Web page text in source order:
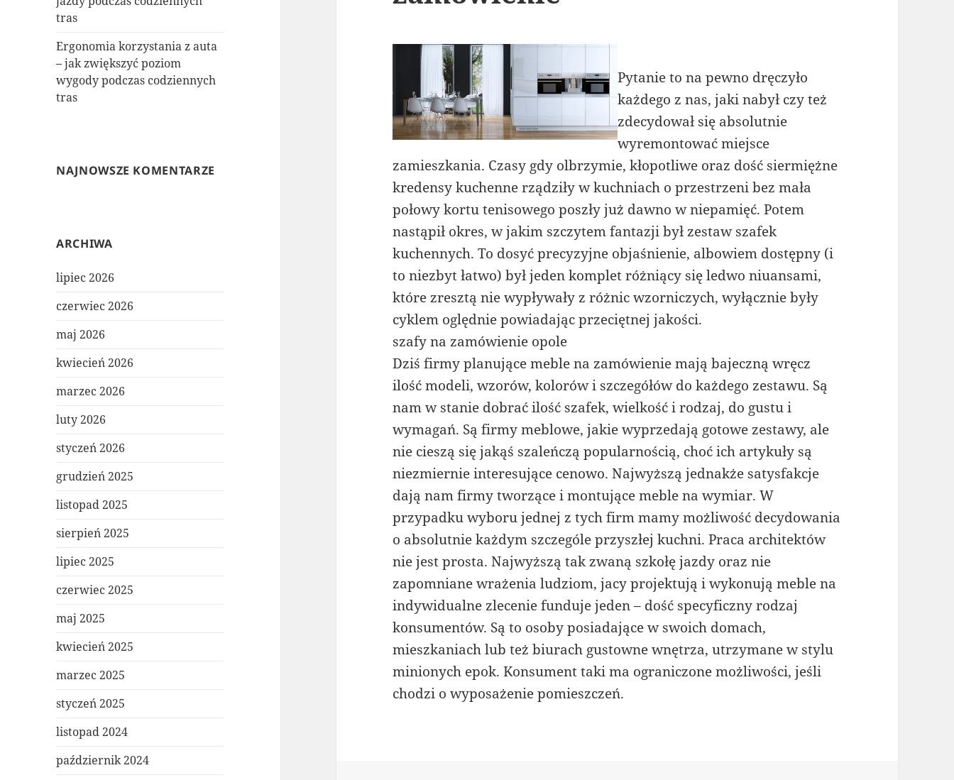
tras
Ergonomia korzystania z auta
– jak zwiększyć poziom
wygody podczas codziennych
tras
NAJNOWSZE KOMENTARZE
ARCHIWA
lipiec 2026
czerwiec 2026
maj 2026
kwiecień 2026
marzec 2026
luty 2026
styczeń 2026
grudzień 2025
listopad 2025
sierpień 2025
lipiec 2025
czerwiec 2025
maj 2025
kwiecień 2025
marzec 2025
styczeń 2025
listopad 2024
październik 2024
Pytanie to na pewno dręczyło
każdego z nas, jaki nabył czy też
zdecydował się absolutnie
wyremontować miejsce
zamieszkania. Czasy gdy olbrzymie, kłopotliwe oraz dość siermiężne
kredensy kuchenne rządziły w kuchniach o przestrzeni bez mała
połowy kortu tenisowego poszły już dawno w niepamięć. Potem
nastąpił okres, w jakim szczytem fantazji był zestaw szafek
kuchennych. To dosyć precyzyjne objaśnienie, albowiem dostępny (i
to niezbyt łatwo) był jeden komplet różniący się ledwo niuansami,
które zresztą nie wypływały z różnic wzorniczych, wyłącznie były
cyklem oględnie powiadając przeciętnej jakości.
szafy na zamówienie opole
Dziś firmy planujące meble na zamówienie mają bajeczną wręcz
ilość modeli, wzorów, kolorów i szczegółów do każdego zestawu. Są
nam w stanie dobrać ilość szafek, wielkość i rodzaj, do gustu i
wymagań. Są firmy meblowe, jakie wyprzedają gotowe zestawy, ale
nie cieszą się jakąś szaleńczą popularnością, choć ich artykuły są
niezmiernie interesujące cenowo. Najwyższą jednakże satysfakcje
dają nam firmy tworzące i montujące meble na wymiar. W
przypadku wyboru jednej z tych firm mamy możliwość decydowania
o absolutnie każdym szczególe przyszłej kuchni. Praca architektów
nie jest prosta. Najwyższą tak zwaną szkołę jazdy oraz nie
zapomniane wrażenia ludziom, jacy projektują i wykonują meble na
indywidualne zlecenie funduje jeden – dość specyficzny rodzaj
konsumentów. Są to osoby posiadające w swoich domach,
mieszkaniach lub też biurach gustowne wnętrza, utrzymane w stylu
minionych epok. Konsument taki ma ograniczone możliwości, jeśli
chodzi o wyposażenie pomieszczeń.